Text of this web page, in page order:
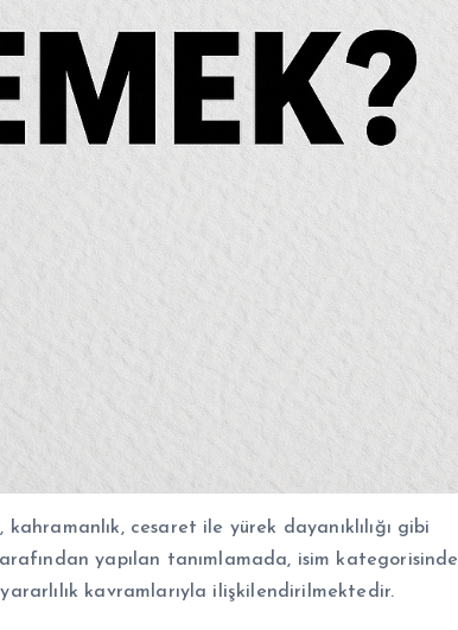
cesaret ile yürek dayanıklılığı gibi
yapılan tanımlamada, isim kategorisinde
kavramlarıyla ilişkilendirilmektedir.